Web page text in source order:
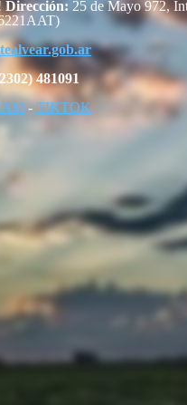
Dirección: 25 de Mayo 972,
481091
-TIKTOK